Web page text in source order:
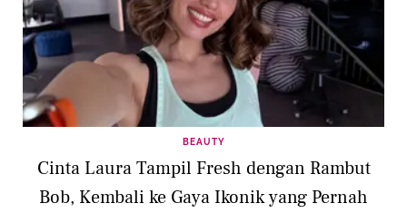
BEAUTY
Cinta Laura Tampil Fresh dengan Rambut
Bob, Kembali ke Gaya Ikonik yang Pernah